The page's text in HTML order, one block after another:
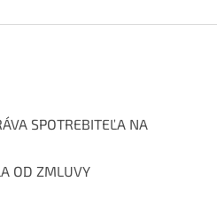
SPOTREBITEĽA NA
OD ZMLUVY